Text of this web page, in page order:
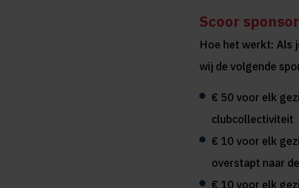
Scoor
Hoe het werkt: Als
wij de volgende
€ 50 voor elk
clubcollectiviteit
€ 10 voor elk
overstapt naar
€ 10 voor elk